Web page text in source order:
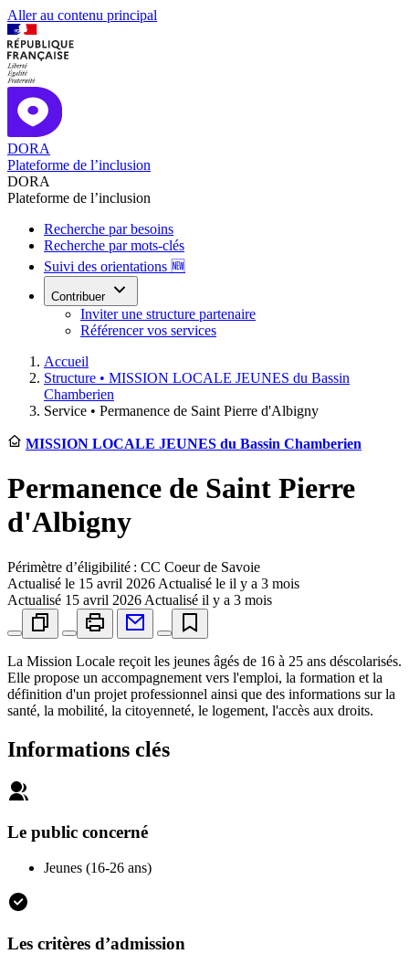
Aller au contenu principal
DORA
Plateforme de l’inclusion
DORA
Plateforme de l’inclusion
Recherche par besoins
Recherche par mots-clés
Suivi des orientations 🆕
Contribuer
Inviter une structure partenaire
Référencer vos services
Accueil
Structure • MISSION LOCALE JEUNES du Bassin
Chamberien
Service • Permanence de Saint Pierre d'Albigny
MISSION LOCALE JEUNES du Bassin Chamberien
Permanence de Saint Pierre
d'Albigny
Périmètre d’éligibilité : CC Coeur de Savoie
Actualisé le 15 avril 2026 Actualisé le il y a 3 mois
Actualisé 15 avril 2026 Actualisé il y a 3 mois
La Mission Locale reçoit les jeunes âgés de 16 à 25 ans déscolarisés.
Elle propose un accompagnement vers l'emploi, la formation et la
définition d'un projet professionnel ainsi que des informations sur la
santé, la mobilité, la citoyenneté, le logement, l'accès aux droits.
Informations clés
Le public concerné
Jeunes (16-26 ans)
Les critères d’admission